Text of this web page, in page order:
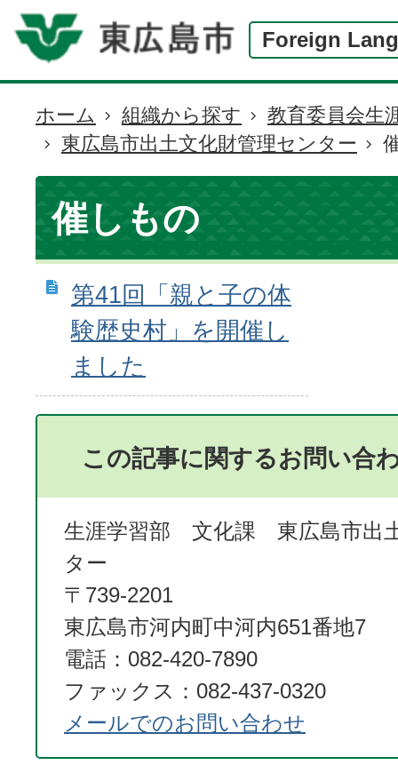
Foreign
現
在
の
置
ホーム 組織から探す
教育委員会生
東広島市出土文化財管理センター
催しもの
第41回「親と子の体
験歴史村」を開催し
ました
この記事に関するお問い合
生涯学習部 文化課 東広島市出
ター
〒739-2201
東広島市河内町中河内651番地7
電話：082-420-7890
ファックス：082-437-0320
メールでのお問い合わせ